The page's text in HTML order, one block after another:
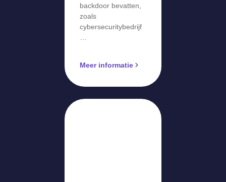
backdoor bevatten,
zoals
cybersecuritybedrijf
…
Meer informatie